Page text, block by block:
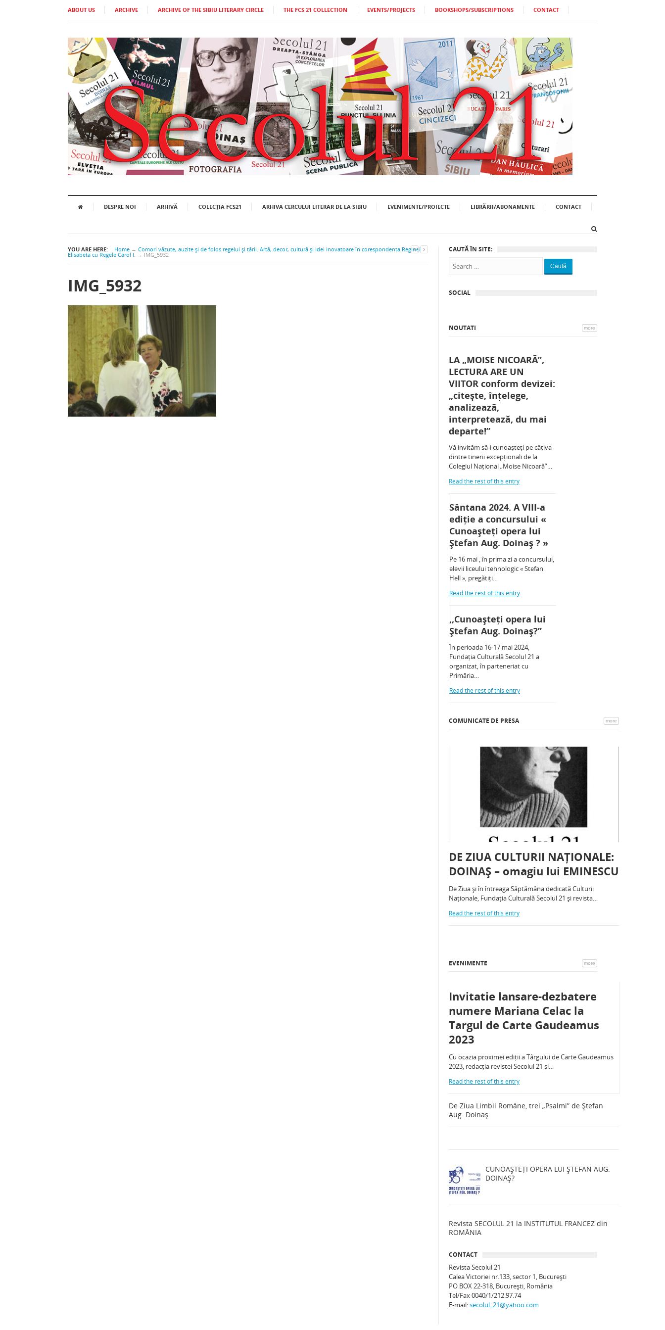
ABOUT US ARCHIVE ARCHIVE OF THE SIBIU LITERARY CIRCLE THE FCS 21 COLLECTION EVENTS/PROJECTS BOOKSHOPS/SUBSCRIPTIONS CONTACT
DESPRE NOI ARHIVĂ COLECȚIA FCS21 ARHIVA CERCULUI LITERAR DE LA SIBIU EVENIMENTE/PROIECTE LIBRĂRII/ABONAMENTE CONTACT
YOU ARE HERE: Home → Comori văzute, auzite şi de folos regelui şi țării. Artă, decor, cultură şi idei inovatoare în corespondența Reginei
Elisabeta cu Regele Carol I. → IMG_5932
IMG_5932
CAUTĂ ÎN SITE:
Caută
SOCIAL
NOUTATI more
LA „MOISE NICOARĂ”,
LECTURA ARE UN
VIITOR conform devizei:
„citește, înțelege,
analizează,
interpretează, du mai
departe!”
Vă invităm să-i cunoașteți pe câțiva
dintre tinerii excepționali de la
Colegiul Național „Moise Nicoară”…
Read the rest of this entry
Sântana 2024. A VIII-a
ediție a concursului «
Cunoașteți opera lui
Ștefan Aug. Doinaș ? »
Pe 16 mai , în prima zi a concursului,
elevii liceului tehnologic « Stefan
Hell », pregătiți…
Read the rest of this entry
,,Cunoașteți opera lui
Ștefan Aug. Doinaș?”
În perioada 16-17 mai 2024,
Fundația Culturală Secolul 21 a
organizat, în parteneriat cu
Primăria…
Read the rest of this entry
COMUNICATE DE PRESA more
DE ZIUA CULTURII NAȚIONALE:
DOINAȘ – omagiu lui EMINESCU
De Ziua și în întreaga Săptămâna dedicată Culturii
Naționale, Fundația Culturală Secolul 21 și revista…
Read the rest of this entry
EVENIMENTE more
Invitatie lansare-dezbatere
numere Mariana Celac la
Targul de Carte Gaudeamus
2023
Cu ocazia proximei ediții a Târgului de Carte Gaudeamus
2023, redacția revistei Secolul 21 și…
Read the rest of this entry
De Ziua Limbii Române, trei „Psalmi” de Ștefan
Aug. Doinaș
CUNOAȘTEȚI OPERA LUI ȘTEFAN AUG.
DOINAȘ?
Revista SECOLUL 21 la INSTITUTUL FRANCEZ din
ROMÂNIA
CONTACT
Revista Secolul 21
Calea Victoriei nr.133, sector 1, Bucureşti
PO BOX 22-318, București, România
Tel/Fax 0040/1/212.97.74
E-mail:secolul_21@yahoo.com